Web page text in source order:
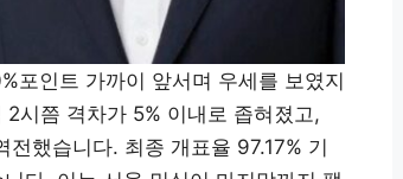
포인트 가까이 앞서며 우세를 보였지
시쯤 격차가 5% 이내로 좁혀졌고,
했습니다. 최종 개표율 97.17% 기